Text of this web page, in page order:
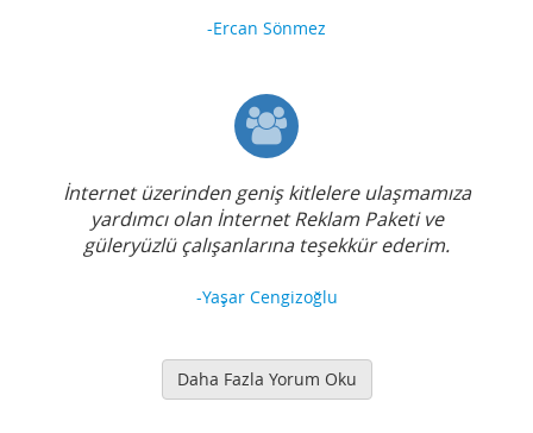
-Ercan Sönmez
İnternet üzerinden geniş kitlelere ulaşmamıza
yardımcı olan İnternet Reklam Paketi ve
güleryüzlü çalışanlarına teşekkür ederim.
-Yaşar Cengizoğlu
Daha Fazla Yorum Oku